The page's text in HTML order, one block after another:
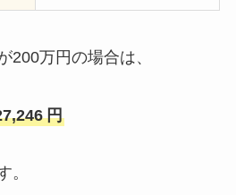
200万円の場合は、
円
。